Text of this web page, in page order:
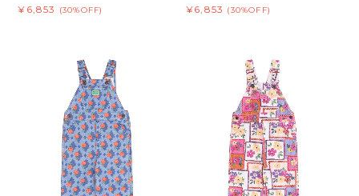
¥6,853
(30%OFF)
¥6,853 (30%OFF)